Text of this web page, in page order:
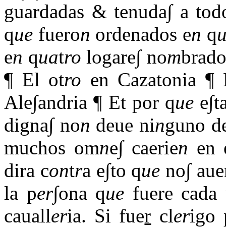
guardadas & tenuda∫ a
que fueron ordenados en q
en quatro logare∫ nom
¶ El otro en Cazatonia
Ale∫andria ¶ Et por que
digna∫ non deue ninguno
muchos omne∫ caerien en
dira contra e∫to que no∫
la per∫ona que fuere
caualleria. Si fuer clerigo